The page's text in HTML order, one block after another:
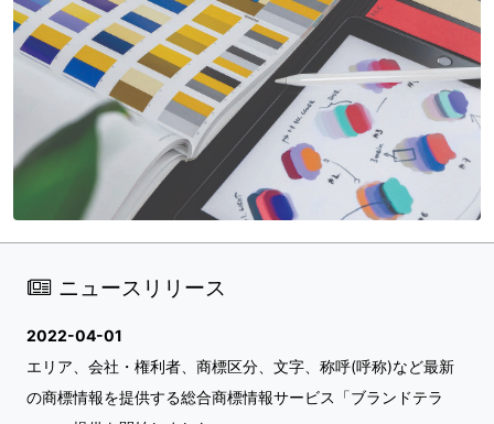
ニュースリリース
2022-04-01
エリア、会社・権利者、商標区分、文字、称呼(呼称)など最新
の商標情報を提供する総合商標情報サービス「ブランドテラ